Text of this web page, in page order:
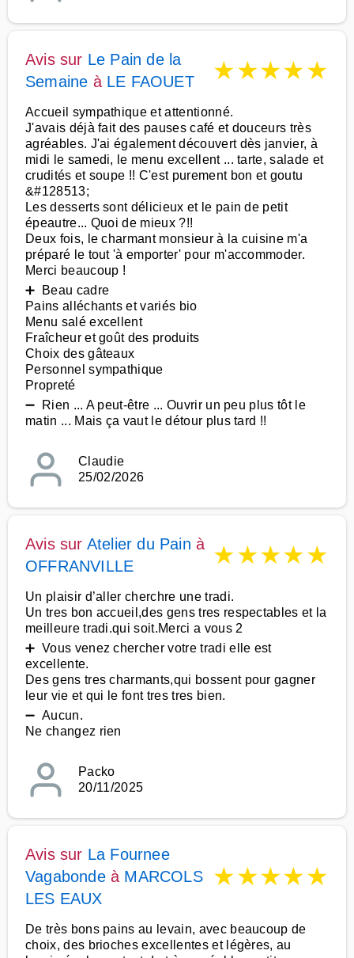
Avis sur Le Pain de la
Semaine à LE FAOUET ★★★★★
Accueil sympathique et attentionné.
J'avais déjà fait des pauses café et douceurs très
agréables. J'ai également découvert dès janvier, à
midi le samedi, le menu excellent ... tarte, salade et
crudités et soupe !! C'est purement bon et goutu
&#128513;
Les desserts sont délicieux et le pain de petit
épeautre... Quoi de mieux ?!!
Deux fois, le charmant monsieur à la cuisine m'a
préparé le tout 'à emporter' pour m'accommoder.
Merci beaucoup !
➕ Beau cadre
Pains alléchants et variés bio
Menu salé excellent
Fraîcheur et goût des produits
Choix des gâteaux
Personnel sympathique
Propreté
➖ Rien ... A peut-être ... Ouvrir un peu plus tôt le
matin ... Mais ça vaut le détour plus tard !!
Claudie
25/02/2026
Avis sur Atelier du Pain à
OFFRANVILLE
★★★★★
Un plaisir d’aller cherchre une tradi.
Un tres bon accueil,des gens tres respectables et la
meilleure tradi.qui soit.Merci a vous 2
➕ Vous venez chercher votre tradi elle est
excellente.
Des gens tres charmants,qui bossent pour gagner
leur vie et qui le font tres tres bien.
➖ Aucun.
Ne changez rien
Packo
20/11/2025
Avis sur La Fournee
Vagabondeà MARCOLS
LES EAUX
★★★★★
De très bons pains au levain, avec beaucoup de
choix, des brioches excellentes et légères, au